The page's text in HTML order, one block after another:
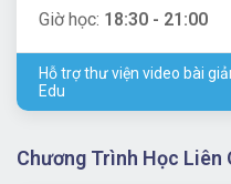
Giờ học: 18:30 - 21:00
Hỗ trợ thư viện video bài
Edu
Chương Trình Học Liên